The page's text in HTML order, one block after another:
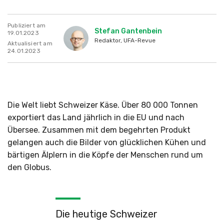
Publiziert am
19.01.2023
Aktualisiert am
24.01.2023
Stefan Gantenbein
Redaktor, UFA-Revue
Die Welt liebt Schweizer Käse. Über 80 000 Tonnen
exportiert das Land jährlich in die EU und nach
Übersee. Zusammen mit dem begehrten Produkt
gelangen auch die Bilder von glücklichen Kühen und
bärtigen Älplern in die Köpfe der Menschen rund um
den Globus.
Die heutige Schweizer